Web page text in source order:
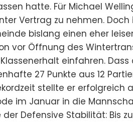
hatte. Für Michael
Vertrag zu nehmen. Doch
bislang einen eher
vor Öffnung des
einfahren. Dass
27 Punkte aus 12
stellte er erfolgreich
im Januar in die
Defensive Stabilität: Bis